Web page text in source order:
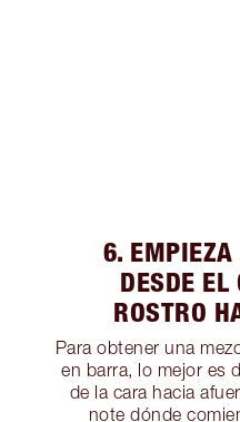
6.
DESDE EL
ROSTRO
Para obtener una
en barra, lo mejor es
de la cara hacia
note dónde